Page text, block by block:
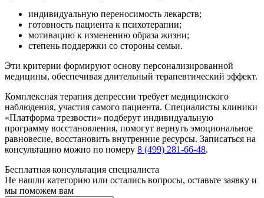
индивидуальную переносимость лекарств;
готовность пациента к психотерапии;
мотивацию к изменению образа жизни;
степень поддержки со стороны семьи.
Эти критерии формируют основу персонализированной
медицины, обеспечивая длительный терапевтический эффект.
Комплексная терапия депрессии требует медицинского
наблюдения, участия самого пациента. Специалисты клиники
«Платформа трезвости» подберут индивидуальную
программу восстановления, помогут вернуть эмоциональное
равновесие, восстановить внутренние ресурсы. Записаться на
консультацию можно по номеру 8 (499) 281-66-48.
Бесплатная консультация специалиста
Не нашли категорию или остались вопросы, оставьте заявку и
мы поможем вам